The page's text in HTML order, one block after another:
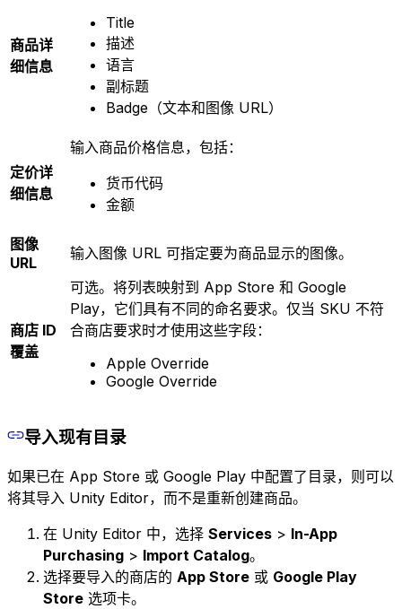
商品详
细信息
Title
描述
语言
副标题
Badge（文本和图像 URL）
定价详
细信息
输入商品价格信息，包括：
货币代码
金额
图像
URL
输入图像 URL 可指定要为商品显示的图像。
商店 ID
覆盖
可选。将列表映射到 App Store 和 Google
Play，它们具有不同的命名要求。仅当 SKU 不符
合商店要求时才使用这些字段：
Apple Override
Google Override
导入现有目录
如果已在 App Store 或 Google Play 中配置了目录，则可以
将其导入 Unity Editor，而不是重新创建商品。
在 Unity Editor 中，选择 Services > In-App
Purchasing > Import Catalog。
选择要导入的商店的 App Store 或 Google Play
Store 选项卡。